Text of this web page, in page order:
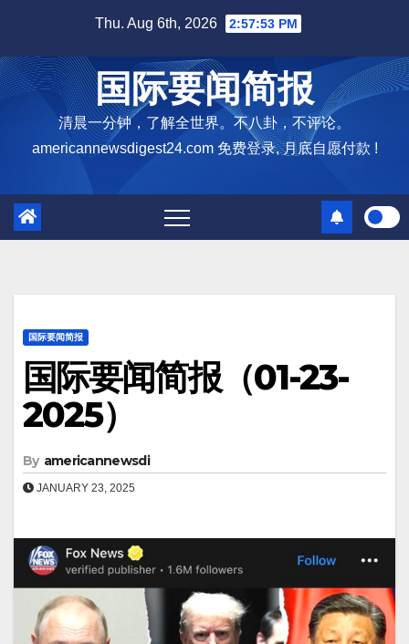
content
Thu. Aug 6th, 2026 2:57:54 PM
国际要闻简报
清晨一分钟，了解全世界。不八卦，不评论。
americannewsdigest24.com 免费登录, 月底自愿付款 !
国际要闻简报
国际要闻简报（01-23-
2025）
By americannewsdi
JANUARY 23, 2025